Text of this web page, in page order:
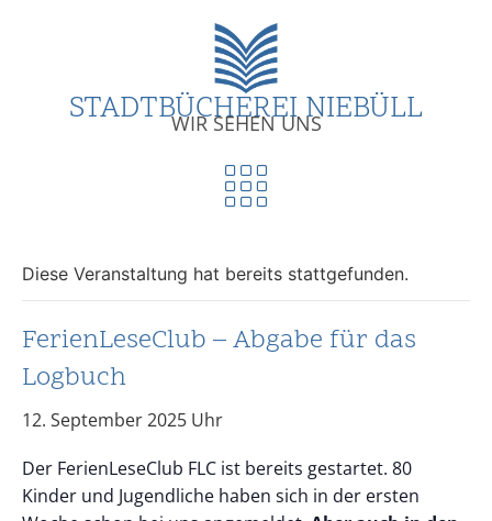
STADTBÜCHEREI NIEBÜLL
WIR SEHEN UNS
Diese Veranstaltung hat bereits stattgefunden.
FerienLeseClub – Abgabe für das
Logbuch
12. September 2025
Der FerienLeseClub FLC ist bereits gestartet. 80
Kinder und Jugendliche haben sich in der ersten